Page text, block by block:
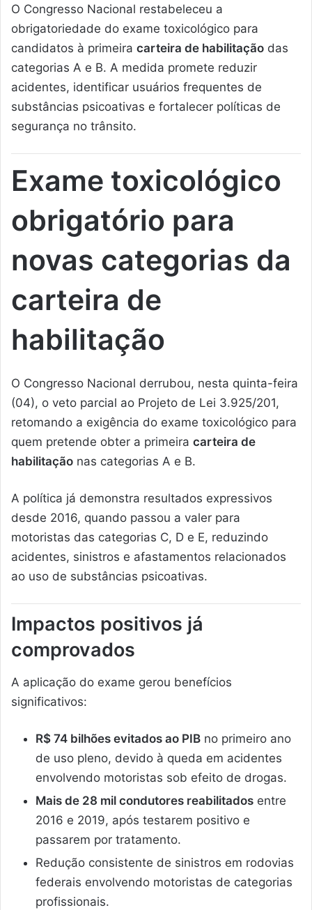
O Congresso Nacional restabeleceu a
obrigatoriedade do exame toxicológico para
candidatos à primeira carteira de habilitação das
categorias A e B. A medida promete reduzir
acidentes, identificar usuários frequentes de
substâncias psicoativas e fortalecer políticas de
segurança no trânsito.
Exame toxicológico
obrigatório para
novas categorias da
carteira de
habilitação
O Congresso Nacional derrubou, nesta quinta-feira
(04), o veto parcial ao Projeto de Lei 3.925/201,
retomando a exigência do exame toxicológico para
quem pretende obter a primeira carteira de
habilitação nas categorias A e B.
A política já demonstra resultados expressivos
desde 2016, quando passou a valer para
motoristas das categorias C, D e E, reduzindo
acidentes, sinistros e afastamentos relacionados
ao uso de substâncias psicoativas.
Impactos positivos já
comprovados
A aplicação do exame gerou benefícios
significativos:
R$ 74 bilhões evitados ao PIB no primeiro ano
de uso pleno, devido à queda em acidentes
envolvendo motoristas sob efeito de drogas.
Mais de 28 mil condutores reabilitados entre
2016 e 2019, após testarem positivo e
passarem por tratamento.
Redução consistente de sinistros em rodovias
federais envolvendo motoristas de categorias
profissionais.